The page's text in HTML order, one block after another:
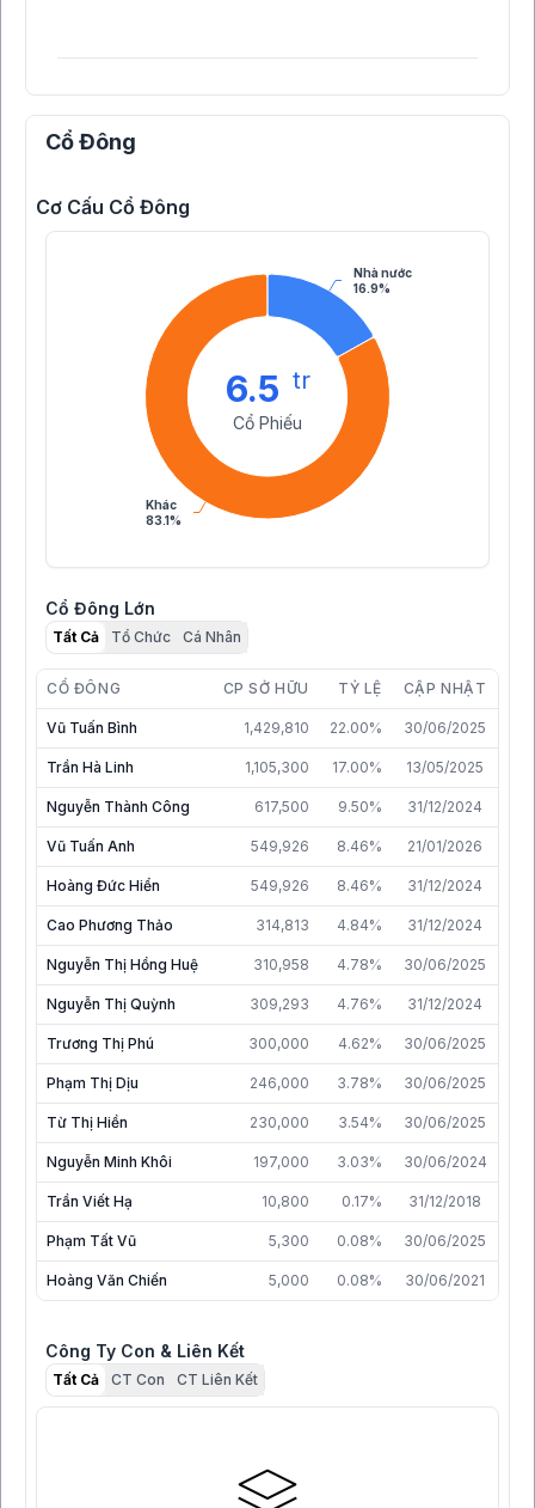
Cổ Đông
Cơ Cấu Cổ Đông
Nhà nước
16.9%
Khác
83.1%
6.5 tr
Cổ Phiếu
Cổ Đông Lớn
Tất Cả Tổ Chức Cá Nhân
CỔ ĐÔNG CP SỞ HỮU TỶ LỆ CẬP NHẬT
Vũ Tuấn Bình 1,429,810 22.00% 30/06/2025
Trần Hà Linh 1,105,300 17.00% 13/05/2025
Nguyễn Thành Công 617,500 9.50% 31/12/2024
Vũ Tuấn Anh 549,926 8.46% 21/01/2026
Hoàng Đức Hiển 549,926 8.46% 31/12/2024
Cao Phương Thảo 314,813 4.84% 31/12/2024
Nguyễn Thị Hồng Huệ 310,958 4.78% 30/06/2025
Nguyễn Thị Quỳnh 309,293 4.76% 31/12/2024
Trương Thị Phú 300,000 4.62% 30/06/2025
Phạm Thị Dịu 246,000 3.78% 30/06/2025
Từ Thị Hiền 230,000 3.54% 30/06/2025
Nguyễn Minh Khôi 197,000 3.03% 30/06/2024
Trần Viết Hạ 10,800 0.17% 31/12/2018
Phạm Tất Vũ 5,300 0.08% 30/06/2025
Hoàng Văn Chiến 5,000 0.08% 30/06/2021
Công Ty Con & Liên Kết
Tất Cả CT Con CT Liên Kết